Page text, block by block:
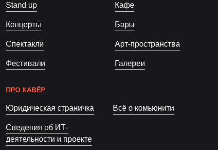
Stand up
Концерты
Спектакли
Фестивали
Кафе
Бары
Арт-пространства
Галереи
ПРО КАВЁР
Юридическая страничка Всё о комьюнити
Сведения об ИТ-
деятельности и проекте